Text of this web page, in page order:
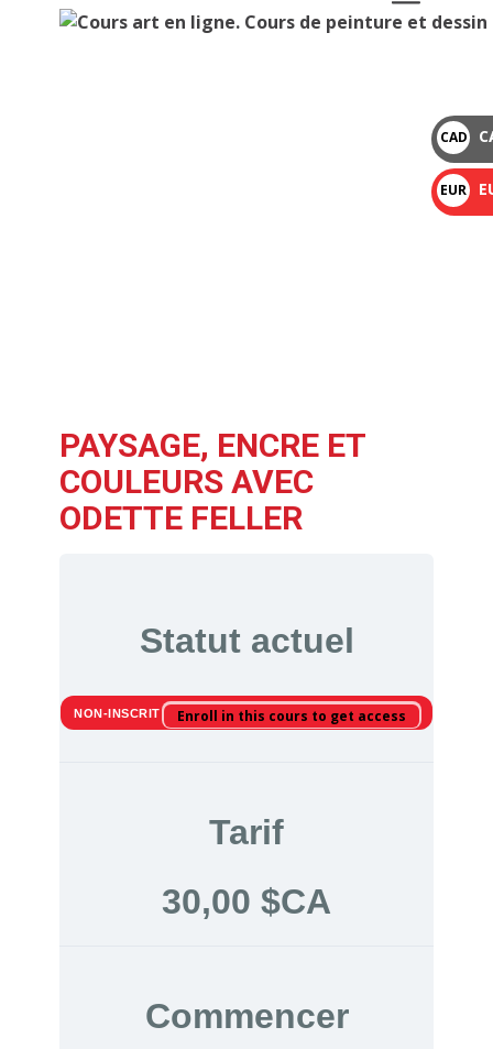
PAYSAGE, ENCRE ET
COULEURS AVEC
ODETTE FELLER
Statut actuel
NON-INSCRIT Enroll in this cours to get access
Tarif
30,00 $CA
Commencer
CAD
$
EUR
€